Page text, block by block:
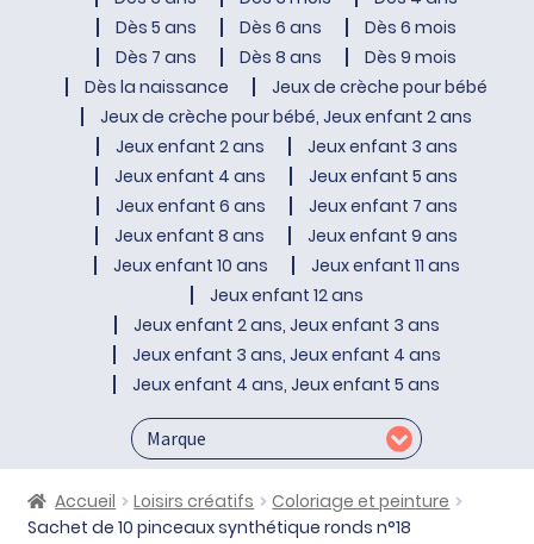
Dès 5 ans
Dès 6 ans
Dès 6 mois
Dès 7 ans
Dès 8 ans
Dès 9 mois
Dès la naissance
Jeux de crèche pour bébé
Jeux de crèche pour bébé, Jeux enfant 2 ans
Jeux enfant 2 ans
Jeux enfant 3 ans
Jeux enfant 4 ans
Jeux enfant 5 ans
Jeux enfant 6 ans
Jeux enfant 7 ans
Jeux enfant 8 ans
Jeux enfant 9 ans
Jeux enfant 10 ans
Jeux enfant 11 ans
Jeux enfant 12 ans
Jeux enfant 2 ans, Jeux enfant 3 ans
Jeux enfant 3 ans, Jeux enfant 4 ans
Jeux enfant 4 ans, Jeux enfant 5 ans
Accueil Loisirs créatifs
Coloriage et peinture
Sachet de 10 pinceaux synthétique ronds n°18